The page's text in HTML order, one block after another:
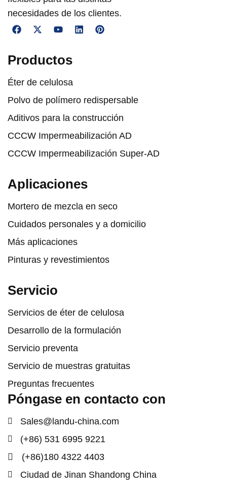
necesidades de los clientes.
Productos
Éter de celulosa
Polvo de polímero redispersable
Aditivos para la construcción
CCCW Impermeabilización AD
CCCW Impermeabilización Super-AD
Aplicaciones
Mortero de mezcla en seco
Cuidados personales y a domicilio
Más aplicaciones
Pinturas y revestimientos
Servicio
Servicios de éter de celulosa
Desarrollo de la formulación
Servicio preventa
Servicio de muestras gratuitas
Preguntas frecuentes
Póngase en contacto con
Sales@landu-china.com
(+86) 531 6995 9221
(+86)180 4322 4403
Ciudad de Jinan Shandong China